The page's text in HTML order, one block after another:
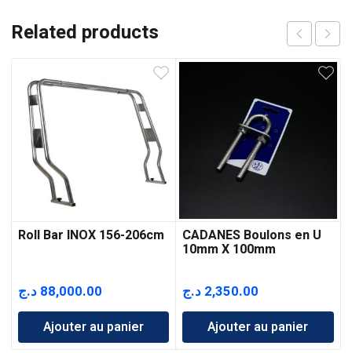
Related products
Roll Bar INOX 156-206cm
88,000.00 د.ج
Ajouter au panier
CADANES Boulons en U
10mm X 100mm
2,350.00 د.ج
Ajouter au panier